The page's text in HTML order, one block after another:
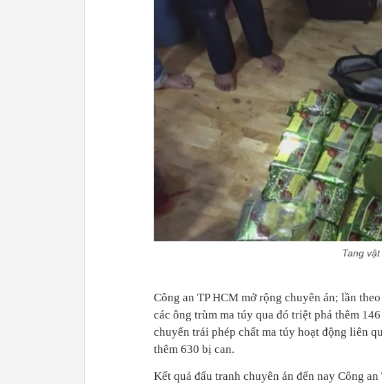
Tang
Công an TP HCM mở rộng chuyên án; lần
các ông trùm ma túy qua đó triệt phá thêm
chuyển trái phép chất ma túy hoạt động liên
thêm 630 bị can.
Kết quả đấu tranh chuyên án đến nay Công